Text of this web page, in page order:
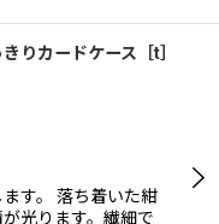
りカードケース［t］
す。 落ち着いた紺
光ります。繊細で